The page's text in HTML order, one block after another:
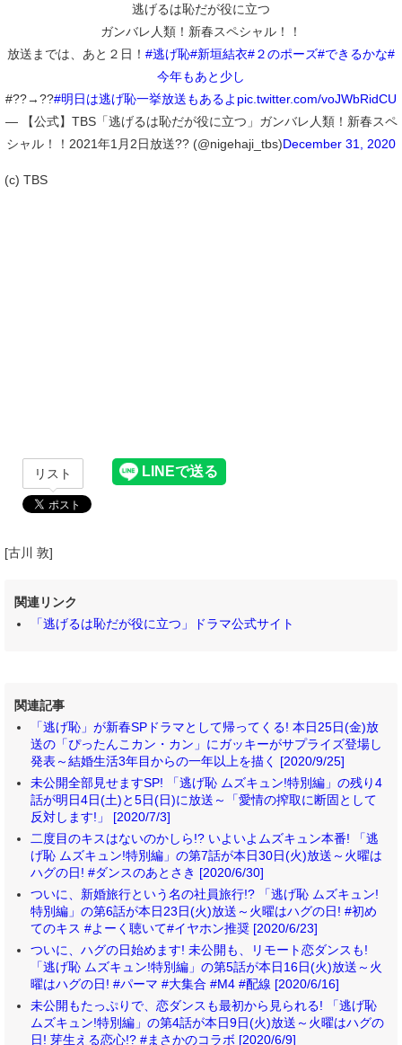
逃げるは恥だが役に立つ
ガンバレ人類！新春スペシャル！！
放送までは、あと２日！ #逃げ恥#新垣結衣#２のポーズ#できるかな#
今年もあと少し
#??→??#明日は逃げ恥一挙放送もあるよ pic.twitter.com/voJWbRidCU
— 【公式】TBS「逃げるは恥だが役に立つ」ガンバレ人類！新春スペ
シャル！！2021年1月2日放送?? (@nigehaji_tbs)December 31, 2020
(c) TBS
リスト
[古川 敦]
関連リンク
「逃げるは恥だが役に立つ」ドラマ公式サイト
関連記事
「逃げ恥」が新春SPドラマとして帰ってくる! 本日25日(金)放
送の「ぴったんこカン・カン」にガッキーがサプライズ登場し
発表～結婚生活3年目からの一年以上を描く [2020/9/25]
未公開全部見せますSP! 「逃げ恥 ムズキュン!特別編」の残り4
話が明日4日(土)と5日(日)に放送～「愛情の搾取に断固として
反対します!」 [2020/7/3]
二度目のキスはないのかしら!? いよいよムズキュン本番! 「逃
げ恥 ムズキュン!特別編」の第7話が本日30日(火)放送～火曜は
ハグの日! #ダンスのあとさき [2020/6/30]
ついに、新婚旅行という名の社員旅行!? 「逃げ恥 ムズキュン!
特別編」の第6話が本日23日(火)放送～火曜はハグの日! #初め
てのキス #よーく聴いて#イヤホン推奨 [2020/6/23]
ついに、ハグの日始めます! 未公開も、リモート恋ダンスも!
「逃げ恥 ムズキュン!特別編」の第5話が本日16日(火)放送～火
曜はハグの日! #パーマ #大集合 #M4 #配線 [2020/6/16]
未公開もたっぷりで、恋ダンスも最初から見られる! 「逃げ恥
ムズキュン!特別編」の第4話が本日9日(火)放送～火曜はハグの
日! 芽生える恋心!? #まさかのコラボ [2020/6/9]